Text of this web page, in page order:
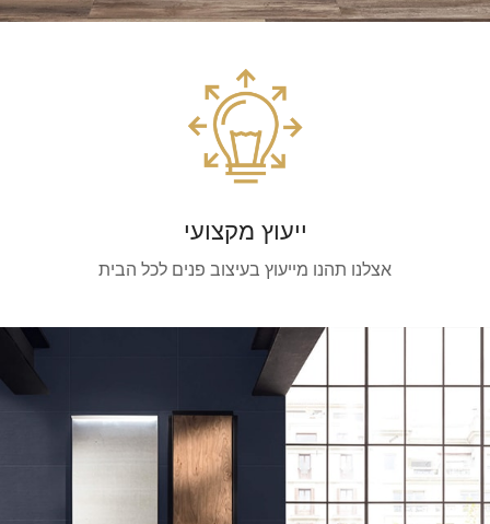
ייעוץ מקצועי
אצלנו תהנו מייעוץ בעיצוב פנים לכל הבית